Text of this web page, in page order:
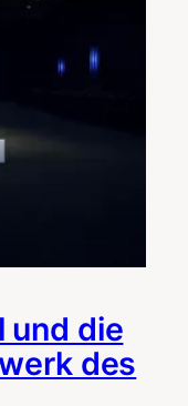
und die
des